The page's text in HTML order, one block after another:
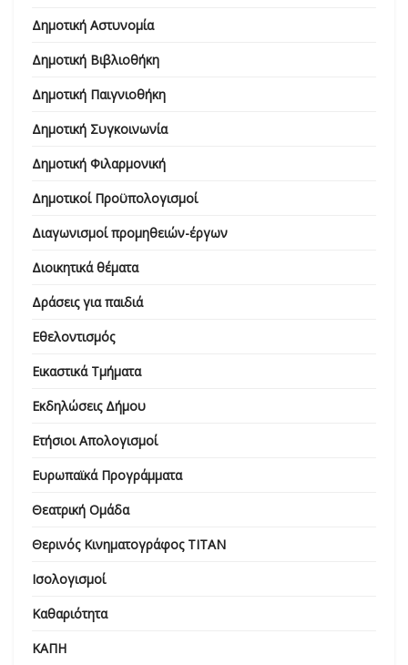
Δημοτική Αστυνομία
Δημοτική Βιβλιοθήκη
Δημοτική Παιγνιοθήκη
Δημοτική Συγκοινωνία
Δημοτική Φιλαρμονική
Δημοτικοί Προϋπολογισμοί
Διαγωνισμοί προμηθειών-έργων
Διοικητικά θέματα
Δράσεις για παιδιά
Εθελοντισμός
Εικαστικά Τμήματα
Εκδηλώσεις Δήμου
Ετήσιοι Απολογισμοί
Ευρωπαϊκά Προγράμματα
Θεατρική Ομάδα
Θερινός Κινηματογράφος ΤΙΤΑΝ
Ισολογισμοί
Καθαριότητα
ΚΑΠΗ